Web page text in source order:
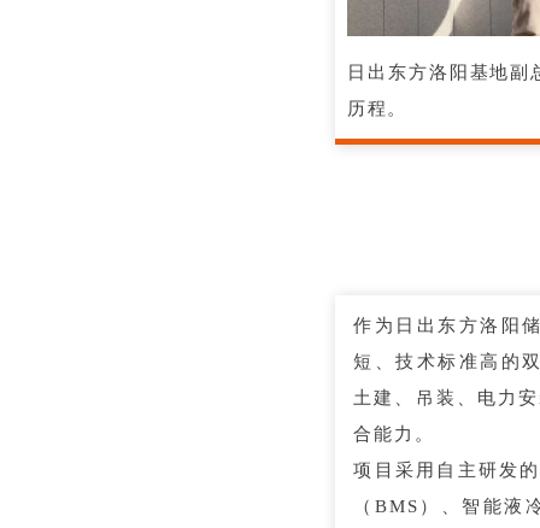
日出东方洛阳基地副
历程。
作为日出东方洛阳
短、技术标准高的
土建、吊装、电力
合能力。
项目采用自主研发
（BMS）、智能液